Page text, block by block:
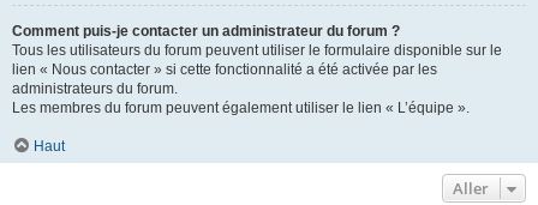
Comment puis-je contacter un administrateur du forum ?
Tous les utilisateurs du forum peuvent utiliser le formulaire disponible sur le
lien « Nous contacter » si cette fonctionnalité a été activée par les
administrateurs du forum.
Les membres du forum peuvent également utiliser le lien « L’équipe ».
Haut
Aller